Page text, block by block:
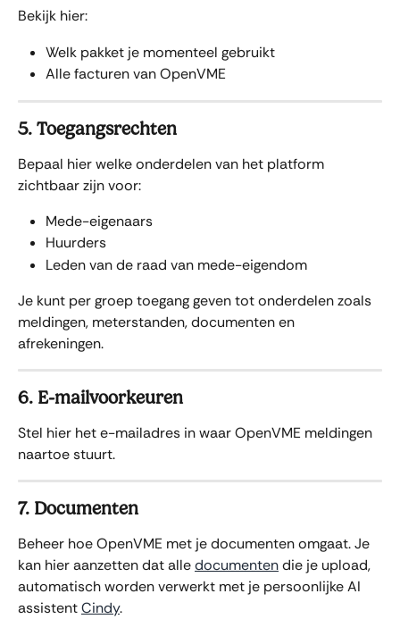
Bekijk hier:
Welk pakket je momenteel gebruikt
Alle facturen van OpenVME
5. Toegangsrechten
Bepaal hier welke onderdelen van het platform
zichtbaar zijn voor:
Mede-eigenaars
Huurders
Leden van de raad van mede-eigendom
Je kunt per groep toegang geven tot onderdelen zoals
meldingen, meterstanden, documenten en
afrekeningen.
6. E-mailvoorkeuren
Stel hier het e-mailadres in waar OpenVME meldingen
naartoe stuurt.
7. Documenten
Beheer hoe OpenVME met je documenten omgaat. Je
kan hier aanzetten dat alle documenten die je upload,
automatisch worden verwerkt met je persoonlijke AI
assistent Cindy.